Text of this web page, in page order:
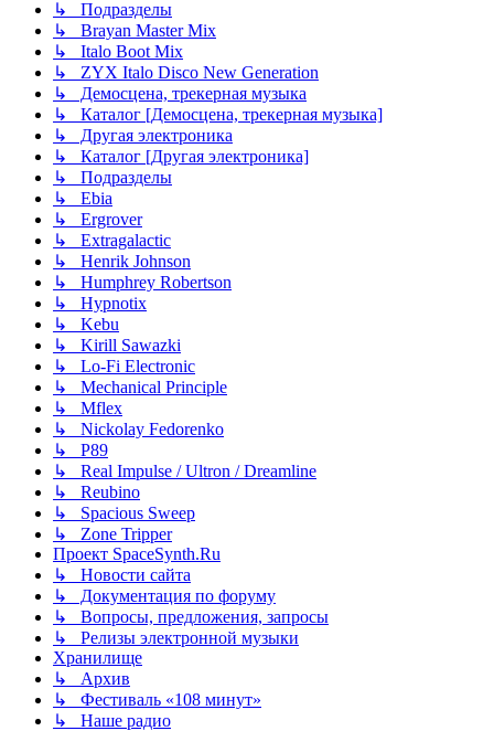
↳ Подразделы
↳ Brayan Master Mix
↳ Italo Boot Mix
↳ ZYX Italo Disco New Generation
↳ Демосцена, трекерная музыка
↳ Каталог [Демосцена, трекерная музыка]
↳ Другая электроника
↳ Каталог [Другая электроника]
↳ Подразделы
↳ Ebia
↳ Ergrover
↳ Extragalactic
↳ Henrik Johnson
↳ Humphrey Robertson
↳ Hypnotix
↳ Kebu
↳ Kirill Sawazki
↳ Lo-Fi Electronic
↳ Mechanical Principle
↳ Mflex
↳ Nickolay Fedorenko
↳ P89
↳ Real Impulse / Ultron / Dreamline
↳ Reubino
↳ Spacious Sweep
↳ Zone Tripper
Проект SpaceSynth.Ru
↳ Новости сайта
↳ Документация по форуму
↳ Вопросы, предложения, запросы
↳ Релизы электронной музыки
Хранилище
↳ Архив
↳ Фестиваль «108 минут»
↳ Наше радио